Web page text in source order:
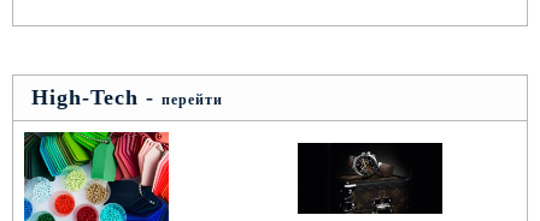
High-Tech - перейти